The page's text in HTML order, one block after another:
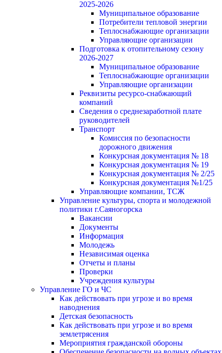
2025-2026
Муниципальное образование
Потребители тепловой энергии
Теплоснабжающие организации
Управляющие организации
Подготовка к отопительному сезону
2026-2027
Муниципальное образование
Теплоснабжающие организации
Управляющие организации
Реквизиты ресурсо-снабжающий
компаний
Сведения о среднезаработной плате
руководителей
Транспорт
Комиссия по безопасности
дорожного движения
Конкурсная документация № 18
Конкурсная документация № 19
Конкурсная документация № 2/25
Конкурсная документация №1/25
Управляющие компании, ТСЖ
Управление культуры, спорта и молодежной
политики г.Саяногорска
Вакансии
Документы
Информация
Молодежь
Независимая оценка
Отчеты и планы
Проверки
Учреждения культуры
Управление ГО и ЧС
Как действовать при угрозе и во время
наводнения
Детская безопасность
Как действовать при угрозе и во время
землетрясения
Мероприятия гражданской обороны